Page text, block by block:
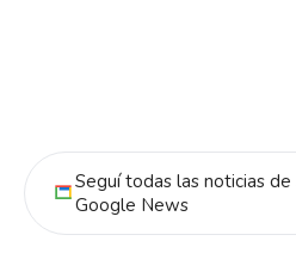
Seguí todas las noticias de
Google News